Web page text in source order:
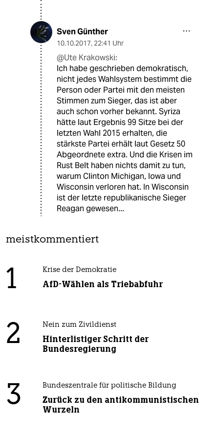
Sven Günther
10.10.2017, 22:41 Uhr
@Ute Krakowski:
Ich habe geschrieben demokratisch,
nicht jedes Wahlsystem bestimmt die
Person oder Partei mit den meisten
Stimmen zum Sieger, das ist aber
auch schon vorher bekannt. Syriza
hätte laut Ergebnis 99 Sitze bei der
letzten Wahl 2015 erhalten, die
stärkste Partei erhält laut Gesetz 50
Abgeordnete extra. Und die Krisen im
Rust Belt haben nichts damit zu tun,
warum Clinton Michigan, Iowa und
Wisconsin verloren hat. In Wisconsin
ist der letzte republikanische Sieger
Reagan gewesen...
meistkommentiert
1 Krise der Demokratie
AfD-Wählen als Triebabfuhr
2 Nein zum Zivildienst
Hinterlistiger Schritt der
Bundesregierung
3 Bundeszentrale für politische Bildung
Zurück zu den antikommunistischen
Wurzeln